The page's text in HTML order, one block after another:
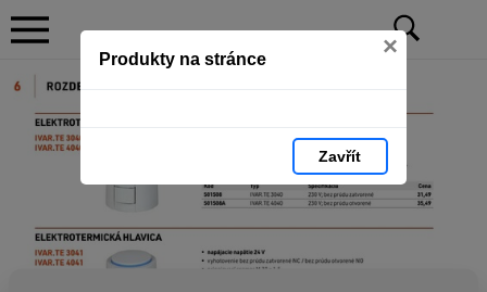
Produkty na stránce ×
Zavřít